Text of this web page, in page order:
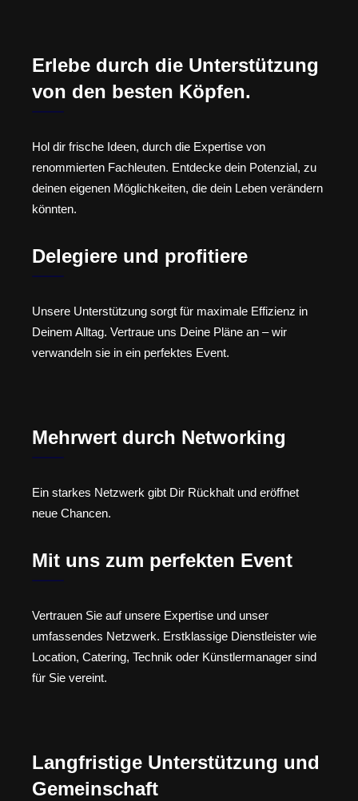
Erlebe durch die Unterstützung
von den besten Köpfen.
Hol dir frische Ideen, durch die Expertise von
renommierten Fachleuten. Entdecke dein Potenzial, zu
deinen eigenen Möglichkeiten, die dein Leben verändern
könnten.
Delegiere und profitiere
Unsere Unterstützung sorgt für maximale Effizienz in
Deinem Alltag. Vertraue uns Deine Pläne an – wir
verwandeln sie in ein perfektes Event.
Mehrwert durch Networking
Ein starkes Netzwerk gibt Dir Rückhalt und eröffnet
neue Chancen.
Mit uns zum perfekten Event
Vertrauen Sie auf unsere Expertise und unser
umfassendes Netzwerk. Erstklassige Dienstleister wie
Location, Catering, Technik oder Künstlermanager sind
für Sie vereint.
Langfristige Unterstützung und
Gemeinschaft